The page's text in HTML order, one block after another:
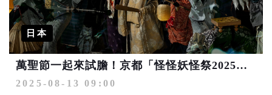
日本
萬聖節一起來試膽！京都「怪怪妖怪祭2025」百鬼夜行驚嚇登場
2025-08-13 09:00